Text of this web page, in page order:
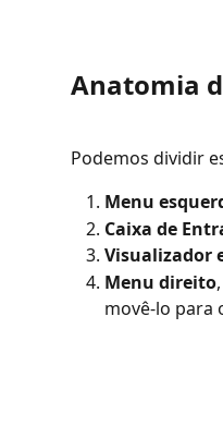
Anatomia
Podemos dividir
Menu
Caixa de
Visualizador
Menu direito
movê-lo para